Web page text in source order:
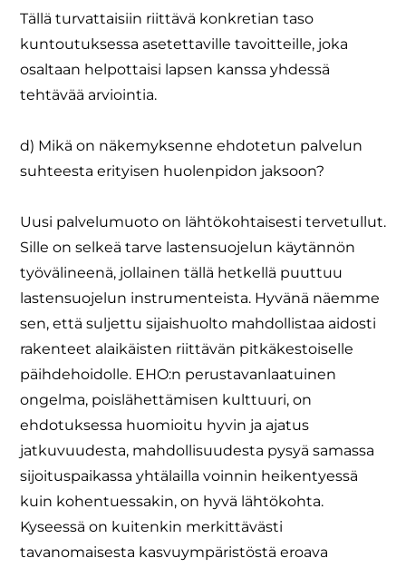
Tällä turvattaisiin riittävä konkretian taso
kuntoutuksessa asetettaville tavoitteille, joka
osaltaan helpottaisi lapsen kanssa yhdessä
tehtävää arviointia.
d) Mikä on näkemyksenne ehdotetun palvelun
suhteesta erityisen huolenpidon jaksoon?
Uusi palvelumuoto on lähtökohtaisesti tervetullut.
Sille on selkeä tarve lastensuojelun käytännön
työvälineenä, jollainen tällä hetkellä puuttuu
lastensuojelun instrumenteista. Hyvänä näemme
sen, että suljettu sijaishuolto mahdollistaa aidosti
rakenteet alaikäisten riittävän pitkäkestoiselle
päihdehoidolle. EHO:n perustavanlaatuinen
ongelma, poislähettämisen kulttuuri, on
ehdotuksessa huomioitu hyvin ja ajatus
jatkuvuudesta, mahdollisuudesta pysyä samassa
sijoituspaikassa yhtälailla voinnin heikentyessä
kuin kohentuessakin, on hyvä lähtökohta.
Kyseessä on kuitenkin merkittävästi
tavanomaisesta kasvuympäristöstä eroava